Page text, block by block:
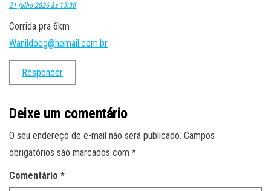
21 julho 2026 às 13:38
Corrida pra 6km
Wanildocg@hemail.com.br
Responder
Deixe um comentário
O seu endereço de e-mail não será publicado. Campos
obrigatórios são marcados com *
Comentário *